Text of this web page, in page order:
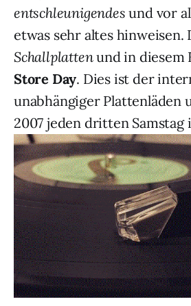
entschleunigendes und vor
etwas sehr altes hinweisen.
Schallplattenund in diesem
Store Day. Dies ist der
unabhängiger Plattenläden
2007 jeden dritten